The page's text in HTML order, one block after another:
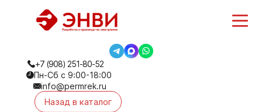
+7 (908) 251-80-52
Пн-Сб с 9:00-18:00
info@permrek.ru
Назад в каталог